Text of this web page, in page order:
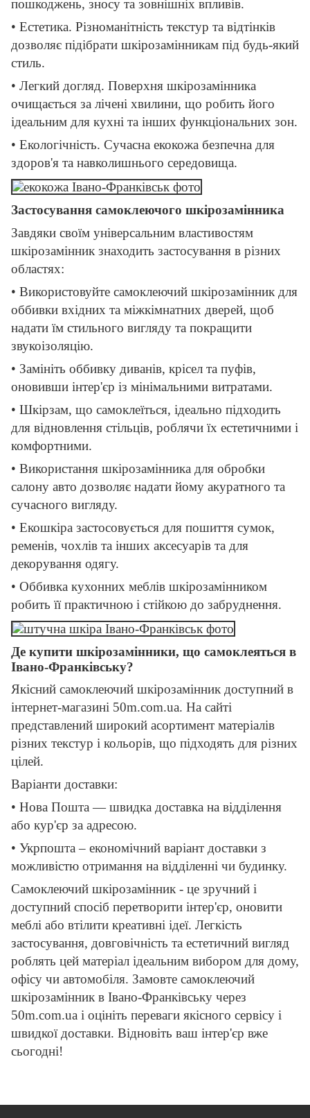
пошкоджень, зносу та зовнішніх впливів.
• Естетика. Різноманітність текстур та відтінків
дозволяє підібрати шкірозамінникам під будь-який
стиль.
• Легкий догляд. Поверхня шкірозамінника
очищається за лічені хвилини, що робить його
ідеальним для кухні та інших функціональних зон.
• Екологічність. Сучасна екокожа безпечна для
здоров'я та навколишнього середовища.
Застосування самоклеючого шкірозамінника
Завдяки своїм універсальним властивостям
шкірозамінник знаходить застосування в різних
областях:
• Використовуйте самоклеючий шкірозамінник для
оббивки вхідних та міжкімнатних дверей, щоб
надати їм стильного вигляду та покращити
звукоізоляцію.
• Замініть оббивку диванів, крісел та пуфів,
оновивши інтер'єр із мінімальними витратами.
• Шкірзам, що самоклеїться, ідеально підходить
для відновлення стільців, роблячи їх естетичними і
комфортними.
• Використання шкірозамінника для обробки
салону авто дозволяє надати йому акуратного та
сучасного вигляду.
• Екошкіра застосовується для пошиття сумок,
ременів, чохлів та інших аксесуарів та для
декорування одягу.
• Оббивка кухонних меблів шкірозамінником
робить її практичною і стійкою до забруднення.
Де купити шкірозамінники, що самоклеяться в
Івано-Франківську?
Якісний самоклеючий шкірозамінник доступний в
інтернет-магазині 50m.com.ua. На сайті
представлений широкий асортимент матеріалів
різних текстур і кольорів, що підходять для різних
цілей.
Варіанти доставки:
• Нова Пошта — швидка доставка на відділення
або кур'єр за адресою.
• Укрпошта – економічний варіант доставки з
можливістю отримання на відділенні чи будинку.
Самоклеючий шкірозамінник - це зручний і
доступний спосіб перетворити інтер'єр, оновити
меблі або втілити креативні ідеї. Легкість
застосування, довговічність та естетичний вигляд
роблять цей матеріал ідеальним вибором для дому,
офісу чи автомобіля. Замовте самоклеючий
шкірозамінник в Івано-Франківську через
50m.com.ua і оцініть переваги якісного сервісу і
швидкої доставки. Відновіть ваш інтер'єр вже
сьогодні!